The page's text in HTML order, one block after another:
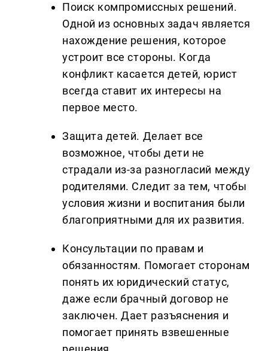
Поиск компромиссных решений.
Одной из основных задач является
нахождение решения, которое
устроит все стороны. Когда
конфликт касается детей, юрист
всегда ставит их интересы на
первое место.
Защита детей. Делает все
возможное, чтобы дети не
страдали из-за разногласий между
родителями. Следит за тем, чтобы
условия жизни и воспитания были
благоприятными для их развития.
Консультации по правам и
обязанностям. Помогает сторонам
понять их юридический статус,
даже если брачный договор не
заключен. Дает разъяснения и
помогает принять взвешенные